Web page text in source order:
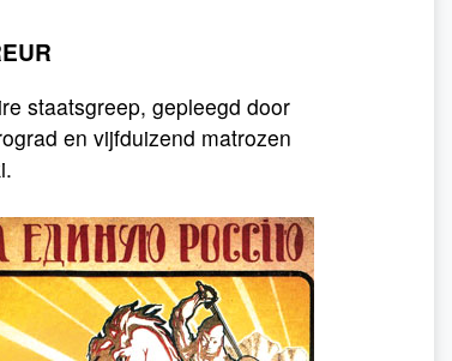
staatsgreep, gepleegd door
en vijfduizend matrozen